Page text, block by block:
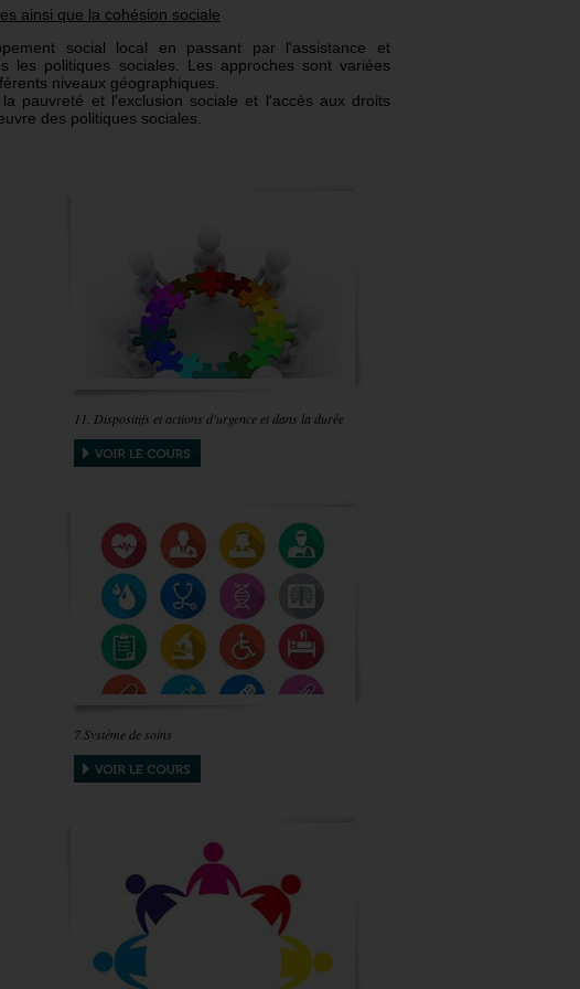
ainsi que la cohésion sociale
social local en passant par l'assistance et
les politiques sociales. Les approches sont variées
niveaux géographiques.
pauvreté et l'exclusion sociale et l'accès aux droits
des politiques sociales.
11. Dispositifs et actions d'urgence et dans la durée
7.Système de soins